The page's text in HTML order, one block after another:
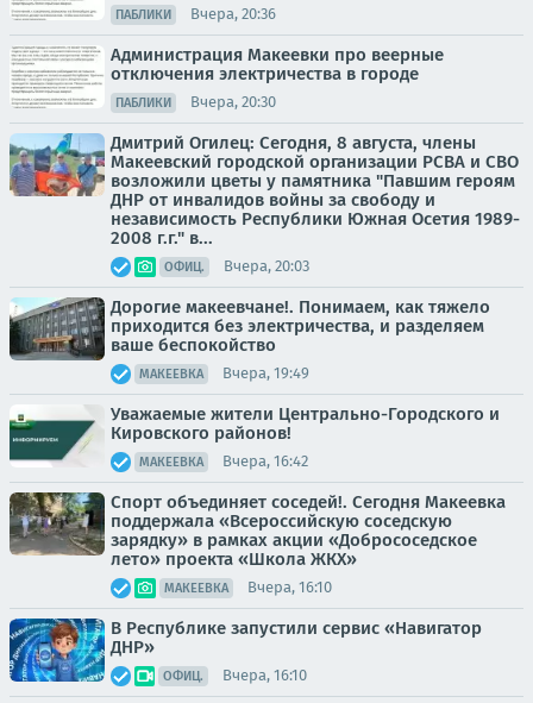
ПАБЛИКИ Вчера, 20:36
Администрация Макеевки про веерные
отключения электричества в городе
ПАБЛИКИ Вчера, 20:30
Дмитрий Огилец: Сегодня, 8 августа, члены
Макеевский городской организации РСВА и СВО
возложили цветы у памятника "Павшим героям
ДНР от инвалидов войны за свободу и
независимость Республики Южная Осетия 1989-
2008 г.г." в...
ОФИЦ. Вчера, 20:03
Дорогие макеевчане!. Понимаем, как тяжело
приходится без электричества, и разделяем
ваше беспокойство
МАКЕЕВКА Вчера, 19:49
Уважаемые жители Центрально-Городского и
Кировского районов!
МАКЕЕВКА Вчера, 16:42
Спорт объединяет соседей!. Сегодня Макеевка
поддержала «Всероссийскую соседскую
зарядку» в рамках акции «Добрососедское
лето» проекта «Школа ЖКХ»
МАКЕЕВКА Вчера, 16:10
В Республике запустили сервис «Навигатор
ДНР»
ОФИЦ. Вчера, 16:10